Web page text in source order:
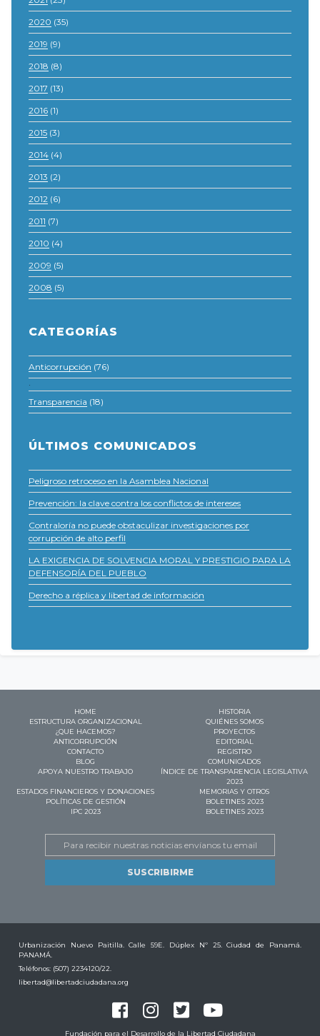
2020 (35)
2019 (9)
2018 (8)
2017 (13)
2016 (1)
2015 (3)
2014 (4)
2013 (2)
2012 (6)
2011 (7)
2010 (4)
2009 (5)
2008 (5)
CATEGORÍAS
Anticorrupción (76)
·
Transparencia (18)
ÚLTIMOS COMUNICADOS
Peligroso retroceso en la Asamblea Nacional
Prevención: la clave contra los conflictos de intereses
Contraloría no puede obstaculizar investigaciones por
corrupción de alto perfil
LA EXIGENCIA DE SOLVENCIA MORAL Y PRESTIGIO PARA LA
DEFENSORÍA DEL PUEBLO
Derecho a réplica y libertad de información
HOME
HISTORIA
ESTRUCTURA ORGANIZACIONAL
QUIÉNES SOMOS
¿QUE HACEMOS?
PROYECTOS
ANTICORRUPCIÓN
EDITORIAL
CONTACTO
REGISTRO
BLOG
COMUNICADOS
APOYA NUESTRO TRABAJO
ÍNDICE DE TRANSPARENCIA LEGISLATIVA
2023
ESTADOS FINANCIEROS Y DONACIONES
MEMORIAS Y OTROS
POLÍTICAS DE GESTIÓN
BOLETINES 2023
IPC 2023
BOLETINES 2023
Urbanización Nuevo Paitilla. Calle 59E. Dúplex Nº 25. Ciudad de Panamá.
PANAMÁ.
Teléfonos: (507) 2234120/22.
libertad@libertadciudadana.org
Fundación para el Desarrollo de la Libertad Ciudadana